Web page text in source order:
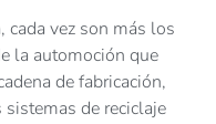
cada vez son más los
la automoción que
de fabricación,
de reciclaje